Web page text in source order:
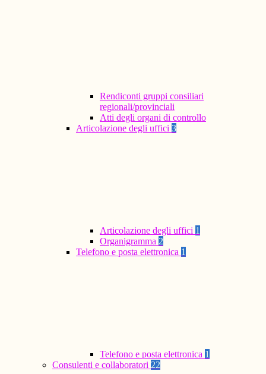
Rendiconti gruppi consiliari
regionali/provinciali
Atti degli organi di controllo
Articolazione degli uffici 3
Articolazione degli uffici 1
Organigramma 2
Telefono e posta elettronica 1
Telefono e posta elettronica 1
Consulenti e collaboratori 22